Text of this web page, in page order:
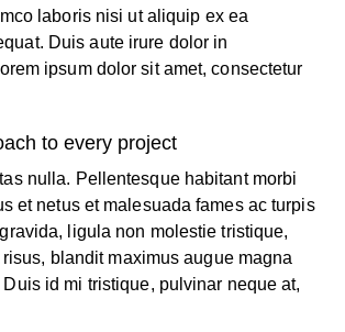
laboris nisi ut aliquip ex ea
Duis aute irure dolor in
ipsum dolor sit amet, consectetur
to every project
nulla. Pellentesque habitant morbi
et netus et malesuada fames ac turpis
ligula non molestie tristique,
blandit maximus augue magna
id mi tristique, pulvinar neque at,